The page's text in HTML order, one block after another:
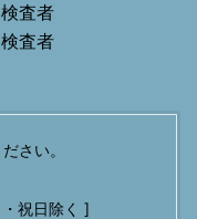
査者
査者
さい。
祝日除く ]